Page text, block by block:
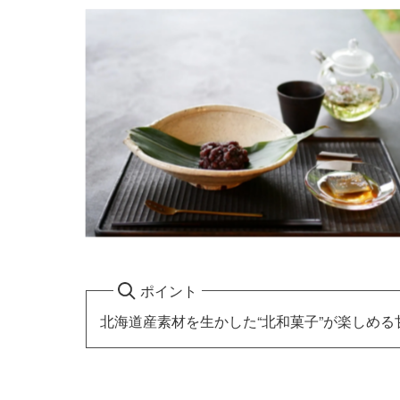
ポイント
北海道産素材を生かした“北和菓子”が楽しめる